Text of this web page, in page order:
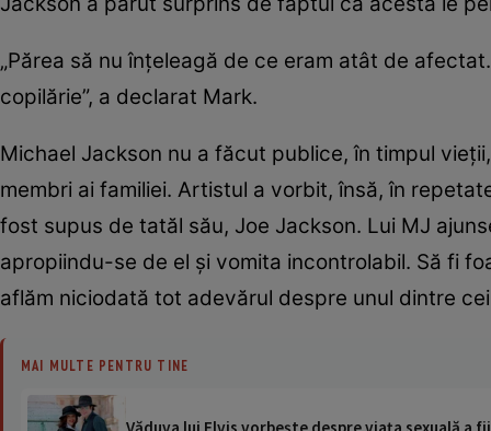
„Părea să nu înțeleagă de ce eram atât de
copilărie”, a declarat Mark.
Michael Jackson nu a făcut publice, în timpul
membri ai familiei. Artistul a vorbit, însă, în
fost supus de tatăl său, Joe Jackson. Lui MJ
apropiindu-se de el și vomita incontrolabil. Să fi
aflăm niciodată tot adevărul despre unul dintre
MAI MULTE PENTRU TINE